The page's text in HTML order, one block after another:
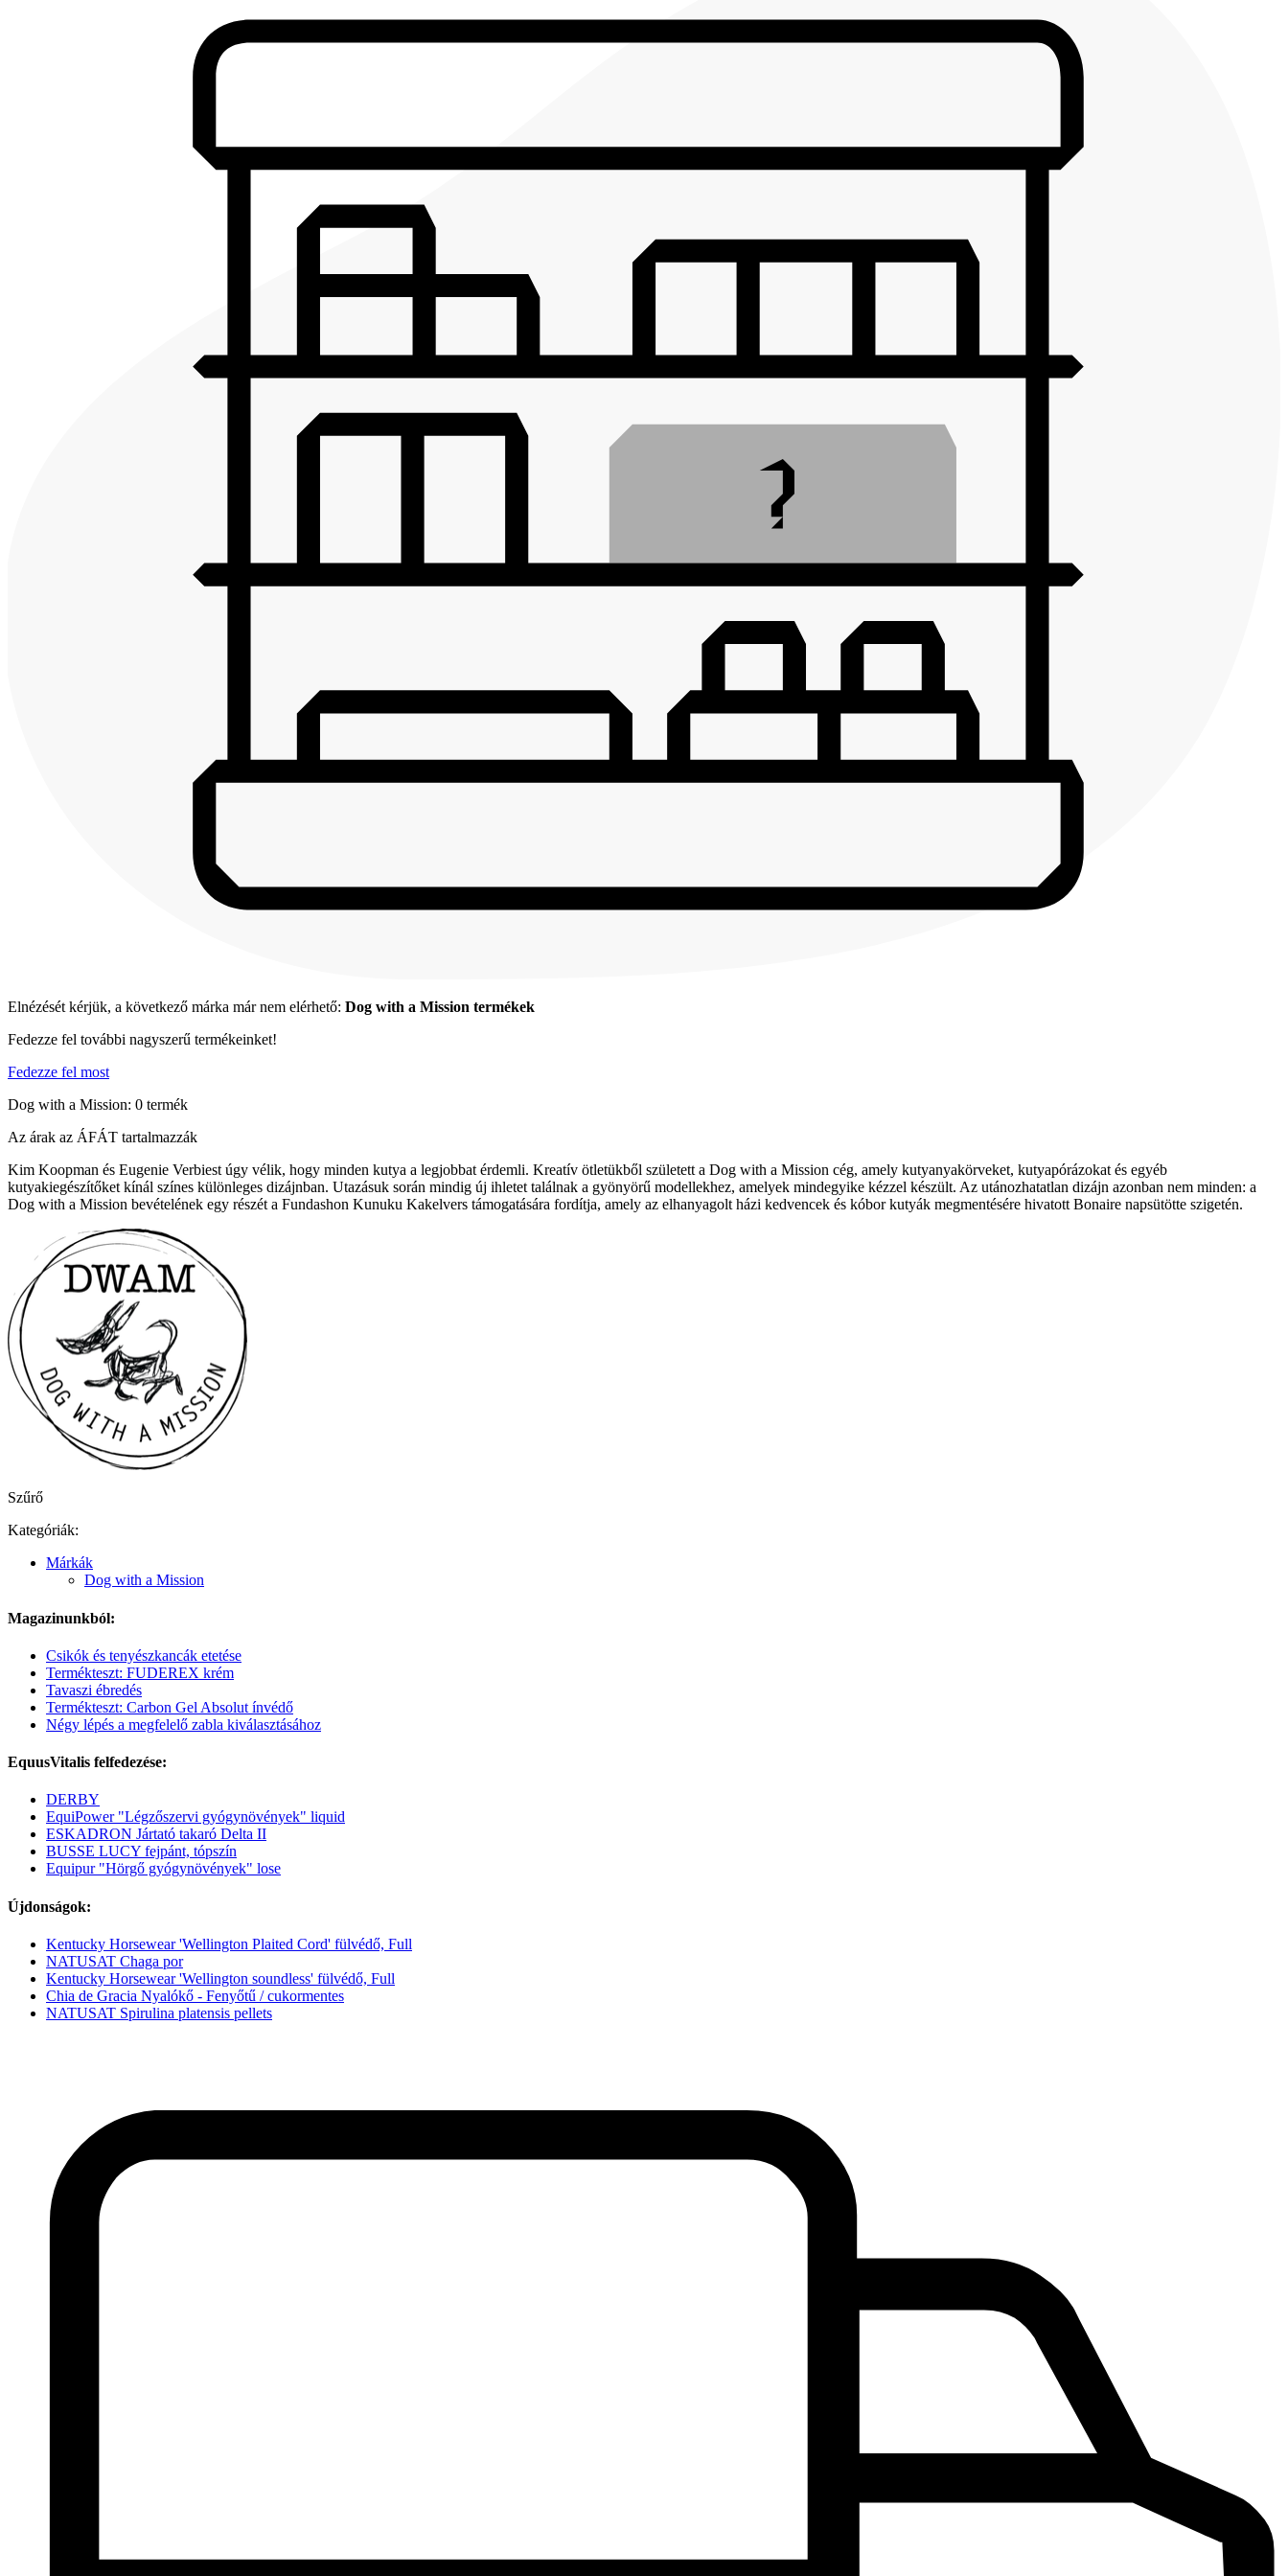
Elnézését kérjük, a következő márka már nem elérhető: Dog with a Mission termékek
Fedezze fel további nagyszerű termékeinket!
Fedezze fel most
Dog with a Mission: 0 termék
Az árak az ÁFÁT tartalmazzák
Kim Koopman és Eugenie Verbiest úgy vélik, hogy minden kutya a legjobbat érdemli. Kreatív ötletükből született a Dog with a Mission cég, amely kutyanyakörveket, kutyapórázokat és egyéb
kutyakiegészítőket kínál színes különleges dizájnban. Utazásuk során mindig új ihletet találnak a gyönyörű modellekhez, amelyek mindegyike kézzel készült. Az utánozhatatlan dizájn azonban nem minden: a
Dog with a Mission bevételének egy részét a Fundashon Kunuku Kakelvers támogatására fordítja, amely az elhanyagolt házi kedvencek és kóbor kutyák megmentésére hivatott Bonaire napsütötte szigetén.
Szűrő
Kategóriák:
Márkák
Dog with a Mission
Magazinunkból:
Csikók és tenyészkancák etetése
Termékteszt: FUDEREX krém
Tavaszi ébredés
Termékteszt: Carbon Gel Absolut ínvédő
Négy lépés a megfelelő zabla kiválasztásához
EquusVitalis felfedezése:
DERBY
EquiPower "Légzőszervi gyógynövények" liquid
ESKADRON Jártató takaró Delta II
BUSSE LUCY fejpánt, tópszín
Equipur "Hörgő gyógynövények" lose
Újdonságok:
Kentucky Horsewear 'Wellington Plaited Cord' fülvédő, Full
NATUSAT Chaga por
Kentucky Horsewear 'Wellington soundless' fülvédő, Full
Chia de Gracia Nyalókő - Fenyőtű / cukormentes
NATUSAT Spirulina platensis pellets